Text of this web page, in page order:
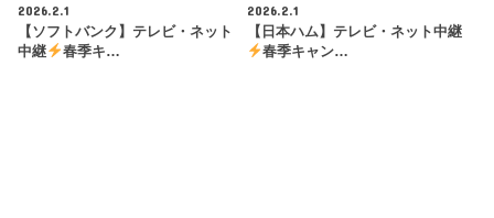
2026.2.1
【ソフトバンク】テレビ・ネット
中継
春季キ…
2026.2.1
【日本ハム】テレビ・ネット中継
春季キャン…